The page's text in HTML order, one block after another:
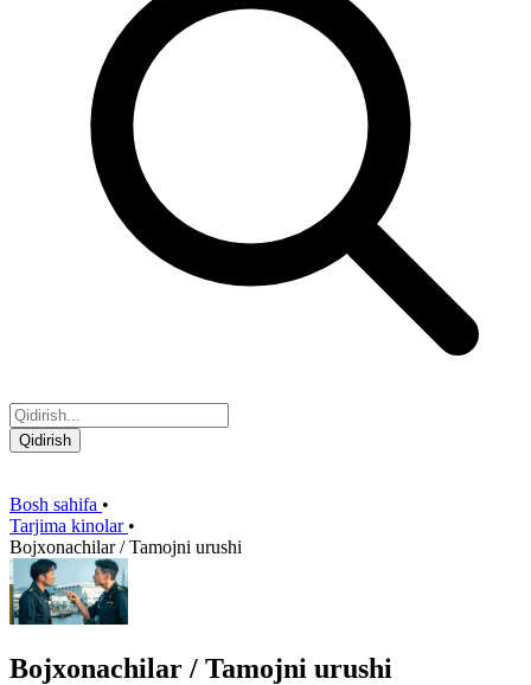
Qidirish
Bosh sahifa •
Tarjima kinolar •
Bojxonachilar / Tamojni urushi
Bojxonachilar / Tamojni urushi